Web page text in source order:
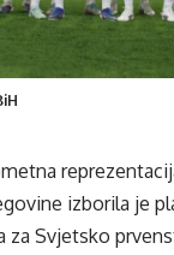
izborila je
za Svjetsko